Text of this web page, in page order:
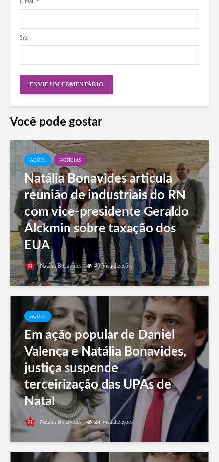
E-mail *
Site
Você pode gostar
AÇÕES NOTÍCIAS
Natália Bonavides articula
reunião de industriais do RN
com vice-presidente Geraldo
Alckmin sobre taxação dos
EUA
Natália Bonavides 40 Visualizações
AÇÕES
Em ação popular de Daniel
Valença e Natália Bonavides,
justiça suspende
terceirização das UPAs de
Natal
Natália Bonavides 24 Visualizações